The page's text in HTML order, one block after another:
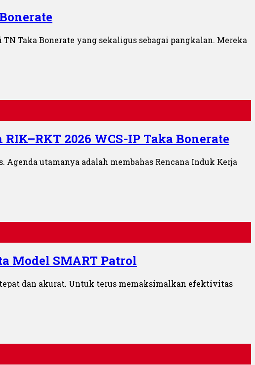
Taka Bonerate yang sekaligus sebagai pangkalan. Mereka
2026 WCS-IP Taka Bonerate
Agenda utamanya adalah membahas Rencana Induk Kerja
Model SMART Patrol
tepat dan akurat. Untuk terus memaksimalkan efektivitas